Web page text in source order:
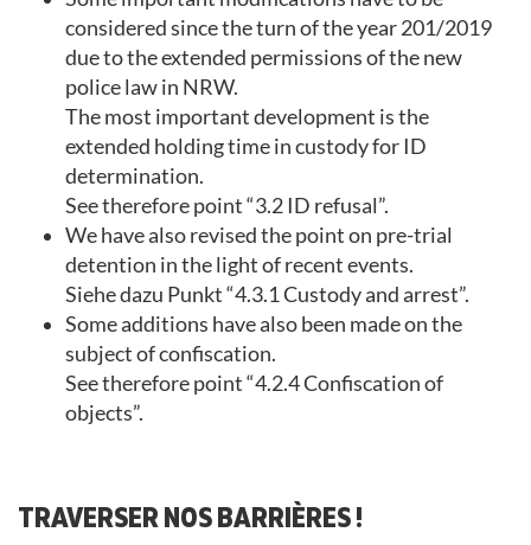
considered since the turn of the year 201/2019
due to the extended permissions of the new
police law in NRW.
The most important development is the
extended holding time in custody for ID
determination.
See therefore point “3.2 ID refusal”.
We have also revised the point on pre-trial
detention in the light of recent events.
Siehe dazu Punkt “4.3.1 Custody and arrest”.
Some additions have also been made on the
subject of confiscation.
See therefore point “4.2.4 Confiscation of
objects”.
TRAVERSER NOS BARRIÈRES !